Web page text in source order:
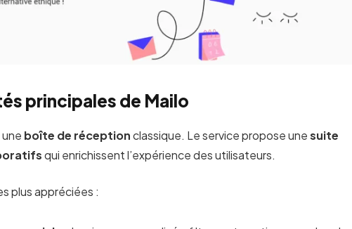
principales de Mailo
boîte de réceptionclassique. Le service propose unesuite
qui enrichissent l’expérience des utilisateurs.
plus appréciées :